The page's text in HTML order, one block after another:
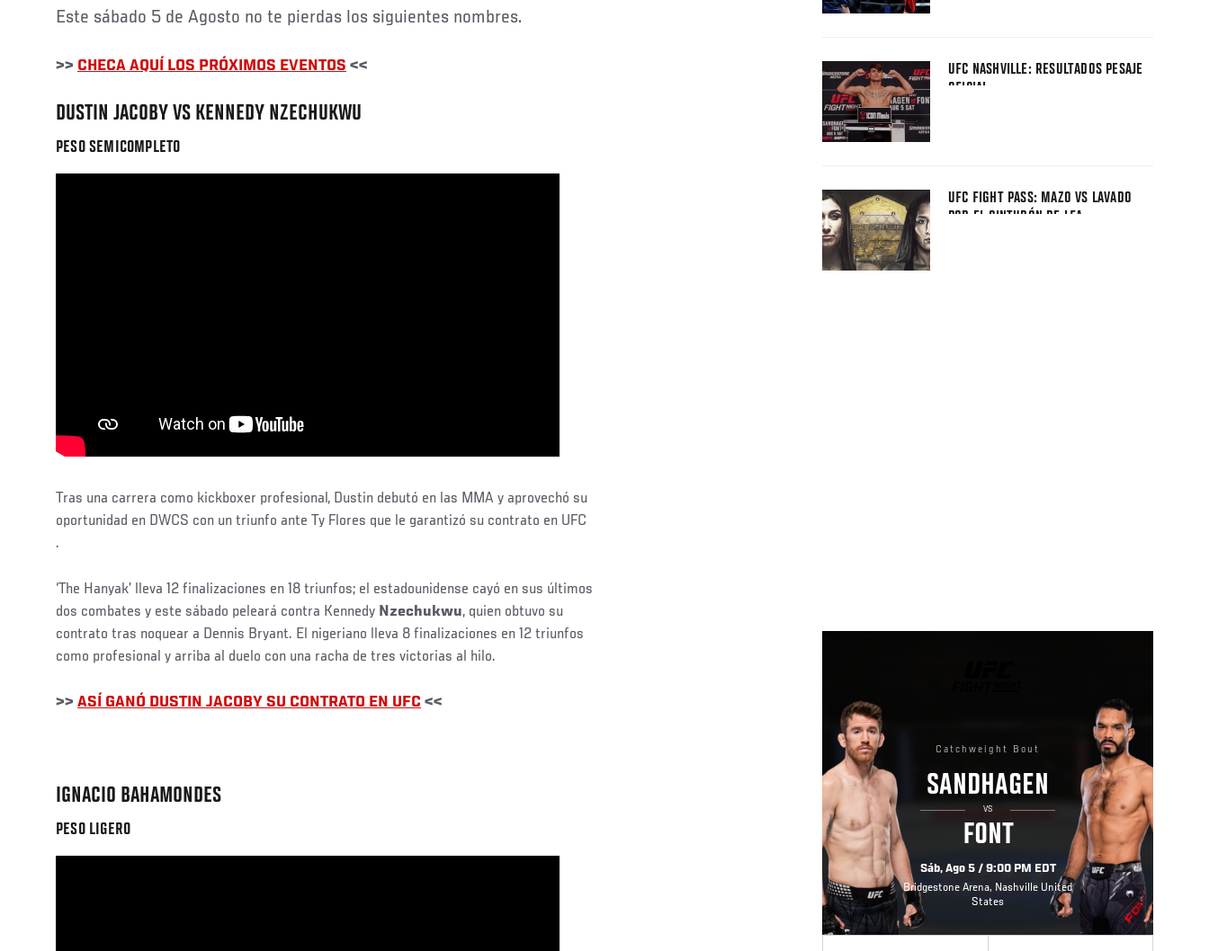
Este sábado 5 de Agosto no te pierdas los siguientes nombres.
>> CHECA AQUÍ LOS PRÓXIMOS EVENTOS <<
DUSTIN JACOBY VS KENNEDY NZECHUKWU
PESO SEMICOMPLETO
Tras una carrera como kickboxer profesional, Dustin debutó en las MMA y aprovechó su
oportunidad en DWCS con un triunfo ante Ty Flores que le garantizó su contrato en UFC
.
‘The Hanyak’ lleva 12 finalizaciones en 18 triunfos; el estadounidense cayó en sus últimos
dos combates y este sábado peleará contra Kennedy Nzechukwu, quien obtuvo su
contrato tras noquear a Dennis Bryant. El nigeriano lleva 8 finalizaciones en 12 triunfos
como profesional y arriba al duelo con una racha de tres victorias al hilo.
>> ASÍ GANÓ DUSTIN JACOBY SU CONTRATO EN UFC <<
IGNACIO BAHAMONDES
PESO LIGERO
UFC NASHVILLE: RESULTADOS PESAJE
OFICIAL
UFC FIGHT PASS: MAZO VS LAVADO
POR EL CINTURÓN DE LFA
Catchweight Bout
SANDHAGEN
VS
FONT
Sáb, Ago 5 / 9:00 PM EDT
Bridgestone Arena, Nashville United
States